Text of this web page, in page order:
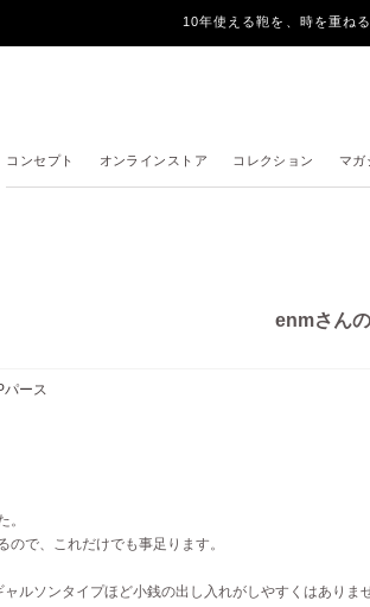
10年使える鞄を、時を重ね
コンセプト オンラインストア コレクション マガ
enmさん
パース
。
で、これだけでも事足ります。
ルソンタイプほど小銭の出し入れがしやすくはありませ